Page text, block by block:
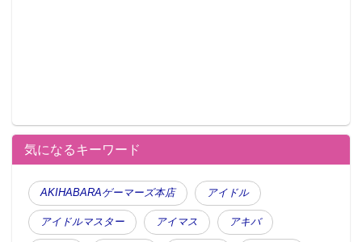
気になるキーワード
AKIHABARAゲーマーズ本店 アイドル
アイドルマスター アイマス アキバ